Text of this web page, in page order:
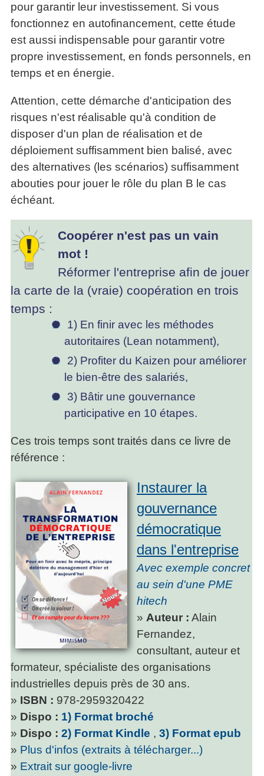
pour garantir leur investissement. Si vous
fonctionnez en autofinancement, cette étude
est aussi indispensable pour garantir votre
propre investissement, en fonds personnels, en
temps et en énergie.
Attention, cette démarche d'anticipation des
risques n'est réalisable qu'à condition de
disposer d'un plan de réalisation et de
déploiement suffisamment bien balisé, avec
des alternatives (les scénarios) suffisamment
abouties pour jouer le rôle du plan B le cas
échéant.
Coopérer n'est pas un vain
mot !
Réformer l'entreprise afin de jouer
la carte de la (vraie) coopération en trois
temps :
1) En finir avec les méthodes
autoritaires (Lean notamment),
2) Profiter du Kaizen pour améliorer
le bien-être des salariés,
3) Bâtir une gouvernance
participative en 10 étapes.
Ces trois temps sont traités dans ce livre de
référence :
Instaurer la
gouvernance
démocratique
dans l'entreprise
Avec exemple concret
au sein d'une PME
hitech
» Auteur : Alain
Fernandez,
consultant, auteur et
formateur, spécialiste des organisations
industrielles depuis près de 30 ans.
» ISBN : 978-2959320422
» Dispo : 1) Format broché
» Dispo : 2) Format Kindle , 3) Format epub
» Plus d'infos (extraits à télécharger...)
» Extrait sur google-livre